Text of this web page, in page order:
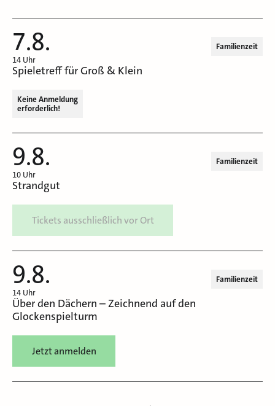
7.8.
14 Uhr
Familienzeit
Spieletreff für Groß & Klein
Keine Anmeldung
erforderlich!
9.8.
10 Uhr
Familienzeit
Strandgut
Tickets ausschließlich vor Ort
9.8.
14 Uhr
Familienzeit
Über den Dächern – Zeichnend auf den
Glockenspielturm
Jetzt anmelden